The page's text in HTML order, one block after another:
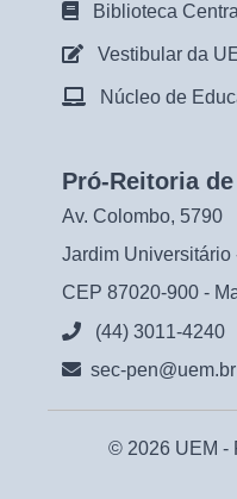
Biblioteca
Vestibular da
Núcleo de
Pró-Reitoria
Av. Colombo, 5790
Jardim Universitário
CEP 87020-900 -
(44) 3011-4240
sec-pen@uem.br
© 2026 UEM -